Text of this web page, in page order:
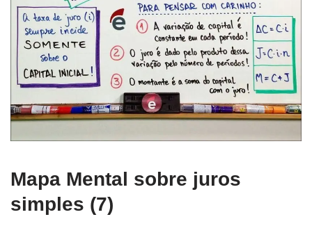
Mapa Mental sobre juros
simples (7)